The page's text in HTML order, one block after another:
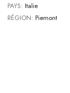
PAYS: Italie
RÉGION: Piemont